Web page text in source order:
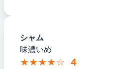
シャム
味濃いめ
★★★★☆ 4